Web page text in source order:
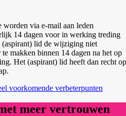
via e-mail aan leden
14 dagen voor in werking treding
lid de wijziging niet
makken binnen 14 dagen na het op
Het (aspirant) lid heeft dan recht op
voorkomende verbeterpunten
meer vertrouwen